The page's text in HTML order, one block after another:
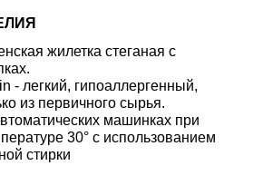
жилетка стеганая с
- легкий, гипоаллергенный,
из первичного сырья.
машинках при
30° с использованием
стирки